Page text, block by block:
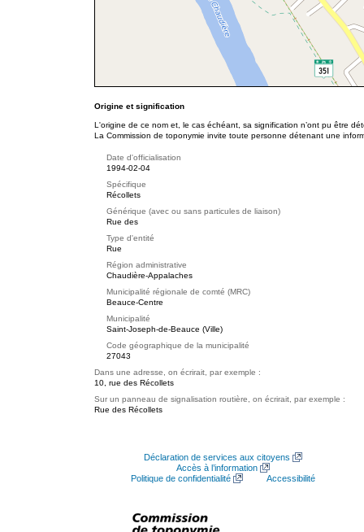
Origine et signification
L'origine de ce nom et, le cas échéant, sa signification n’ont pu être
La Commission de toponymie invite toute personne détenant une
Date d'officialisation
1994-02-04
Spécifique
Récollets
Générique (avec ou sans particules de liaison)
Rue des
Type d'entité
Rue
Région administrative
Chaudière-Appalaches
Municipalité régionale de comté (MRC)
Beauce-Centre
Municipalité
Saint-Joseph-de-Beauce (Ville)
Code géographique de la municipalité
27043
Dans une adresse, on écrirait, par exemple :
10, rue des Récollets
Sur un panneau de signalisation routière, on écrirait, par exemple :
Rue des Récollets
Déclaration de services aux citoyens
Accès à l’information
Politique de confidentialité
Accessibilité